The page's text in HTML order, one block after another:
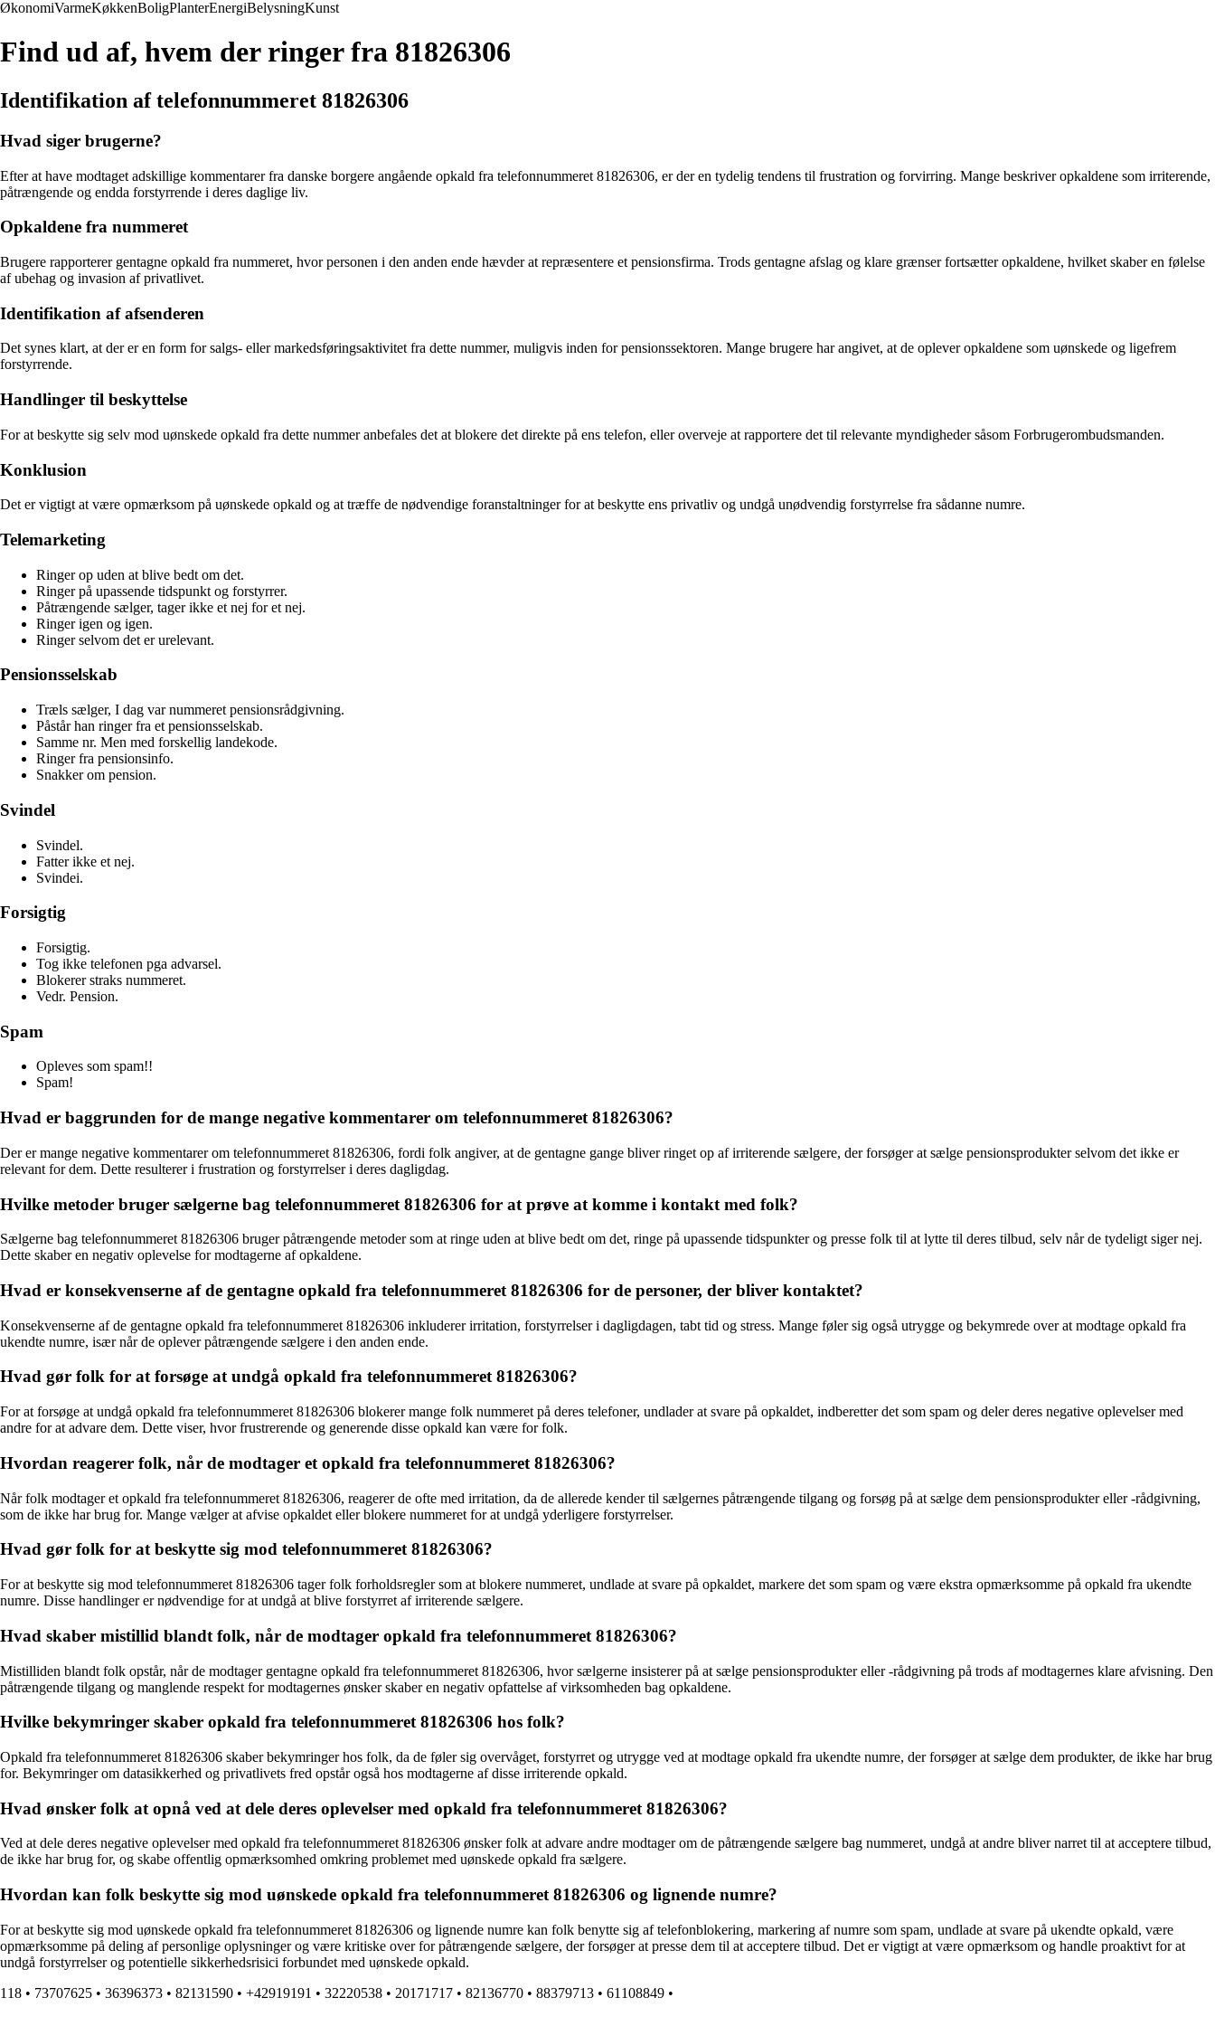
ØkonomiVarmeKøkkenBoligPlanterEnergiBelysningKunst
Find ud af, hvem der ringer fra 81826306
Identifikation af telefonnummeret 81826306
Hvad siger brugerne?
Efter at have modtaget adskillige kommentarer fra danske borgere angående opkald fra telefonnummeret 81826306, er der en tydelig tendens til frustration og forvirring. Mange beskriver opkaldene som irriterende,
påtrængende og endda forstyrrende i deres daglige liv.
Opkaldene fra nummeret
Brugere rapporterer gentagne opkald fra nummeret, hvor personen i den anden ende hævder at repræsentere et pensionsfirma. Trods gentagne afslag og klare grænser fortsætter opkaldene, hvilket skaber en følelse
af ubehag og invasion af privatlivet.
Identifikation af afsenderen
Det synes klart, at der er en form for salgs- eller markedsføringsaktivitet fra dette nummer, muligvis inden for pensionssektoren. Mange brugere har angivet, at de oplever opkaldene som uønskede og ligefrem
forstyrrende.
Handlinger til beskyttelse
For at beskytte sig selv mod uønskede opkald fra dette nummer anbefales det at blokere det direkte på ens telefon, eller overveje at rapportere det til relevante myndigheder såsom Forbrugerombudsmanden.
Konklusion
Det er vigtigt at være opmærksom på uønskede opkald og at træffe de nødvendige foranstaltninger for at beskytte ens privatliv og undgå unødvendig forstyrrelse fra sådanne numre.
Telemarketing
Ringer op uden at blive bedt om det.
Ringer på upassende tidspunkt og forstyrrer.
Påtrængende sælger, tager ikke et nej for et nej.
Ringer igen og igen.
Ringer selvom det er urelevant.
Pensionsselskab
Træls sælger, I dag var nummeret pensionsrådgivning.
Påstår han ringer fra et pensionsselskab.
Samme nr. Men med forskellig landekode.
Ringer fra pensionsinfo.
Snakker om pension.
Svindel
Svindel.
Fatter ikke et nej.
Svindei.
Forsigtig
Forsigtig.
Tog ikke telefonen pga advarsel.
Blokerer straks nummeret.
Vedr. Pension.
Spam
Opleves som spam!!
Spam!
Hvad er baggrunden for de mange negative kommentarer om telefonnummeret 81826306?
Der er mange negative kommentarer om telefonnummeret 81826306, fordi folk angiver, at de gentagne gange bliver ringet op af irriterende sælgere, der forsøger at sælge pensionsprodukter selvom det ikke er
relevant for dem. Dette resulterer i frustration og forstyrrelser i deres dagligdag.
Hvilke metoder bruger sælgerne bag telefonnummeret 81826306 for at prøve at komme i kontakt med folk?
Sælgerne bag telefonnummeret 81826306 bruger påtrængende metoder som at ringe uden at blive bedt om det, ringe på upassende tidspunkter og presse folk til at lytte til deres tilbud, selv når de tydeligt siger nej.
Dette skaber en negativ oplevelse for modtagerne af opkaldene.
Hvad er konsekvenserne af de gentagne opkald fra telefonnummeret 81826306 for de personer, der bliver kontaktet?
Konsekvenserne af de gentagne opkald fra telefonnummeret 81826306 inkluderer irritation, forstyrrelser i dagligdagen, tabt tid og stress. Mange føler sig også utrygge og bekymrede over at modtage opkald fra
ukendte numre, især når de oplever påtrængende sælgere i den anden ende.
Hvad gør folk for at forsøge at undgå opkald fra telefonnummeret 81826306?
For at forsøge at undgå opkald fra telefonnummeret 81826306 blokerer mange folk nummeret på deres telefoner, undlader at svare på opkaldet, indberetter det som spam og deler deres negative oplevelser med
andre for at advare dem. Dette viser, hvor frustrerende og generende disse opkald kan være for folk.
Hvordan reagerer folk, når de modtager et opkald fra telefonnummeret 81826306?
Når folk modtager et opkald fra telefonnummeret 81826306, reagerer de ofte med irritation, da de allerede kender til sælgernes påtrængende tilgang og forsøg på at sælge dem pensionsprodukter eller -rådgivning,
som de ikke har brug for. Mange vælger at afvise opkaldet eller blokere nummeret for at undgå yderligere forstyrrelser.
Hvad gør folk for at beskytte sig mod telefonnummeret 81826306?
For at beskytte sig mod telefonnummeret 81826306 tager folk forholdsregler som at blokere nummeret, undlade at svare på opkaldet, markere det som spam og være ekstra opmærksomme på opkald fra ukendte
numre. Disse handlinger er nødvendige for at undgå at blive forstyrret af irriterende sælgere.
Hvad skaber mistillid blandt folk, når de modtager opkald fra telefonnummeret 81826306?
Mistilliden blandt folk opstår, når de modtager gentagne opkald fra telefonnummeret 81826306, hvor sælgerne insisterer på at sælge pensionsprodukter eller -rådgivning på trods af modtagernes klare afvisning. Den
påtrængende tilgang og manglende respekt for modtagernes ønsker skaber en negativ opfattelse af virksomheden bag opkaldene.
Hvilke bekymringer skaber opkald fra telefonnummeret 81826306 hos folk?
Opkald fra telefonnummeret 81826306 skaber bekymringer hos folk, da de føler sig overvåget, forstyrret og utrygge ved at modtage opkald fra ukendte numre, der forsøger at sælge dem produkter, de ikke har brug
for. Bekymringer om datasikkerhed og privatlivets fred opstår også hos modtagerne af disse irriterende opkald.
Hvad ønsker folk at opnå ved at dele deres oplevelser med opkald fra telefonnummeret 81826306?
Ved at dele deres negative oplevelser med opkald fra telefonnummeret 81826306 ønsker folk at advare andre modtager om de påtrængende sælgere bag nummeret, undgå at andre bliver narret til at acceptere tilbud,
de ikke har brug for, og skabe offentlig opmærksomhed omkring problemet med uønskede opkald fra sælgere.
Hvordan kan folk beskytte sig mod uønskede opkald fra telefonnummeret 81826306 og lignende numre?
For at beskytte sig mod uønskede opkald fra telefonnummeret 81826306 og lignende numre kan folk benytte sig af telefonblokering, markering af numre som spam, undlade at svare på ukendte opkald, være
opmærksomme på deling af personlige oplysninger og være kritiske over for påtrængende sælgere, der forsøger at presse dem til at acceptere tilbud. Det er vigtigt at være opmærksom og handle proaktivt for at
undgå forstyrrelser og potentielle sikkerhedsrisici forbundet med uønskede opkald.
118 • 73707625 • 36396373 • 82131590 • +42919191 • 32220538 • 20171717 • 82136770 • 88379713 • 61108849 •